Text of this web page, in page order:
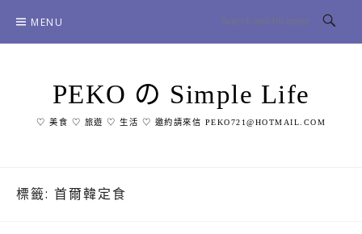
content
MENU
PEKO の Simple Life
♡ 美食 ♡ 旅遊 ♡ 生活 ♡ 邀約請來信 PEKO721@HOTMAIL.COM
標籤: 首爾韓定食